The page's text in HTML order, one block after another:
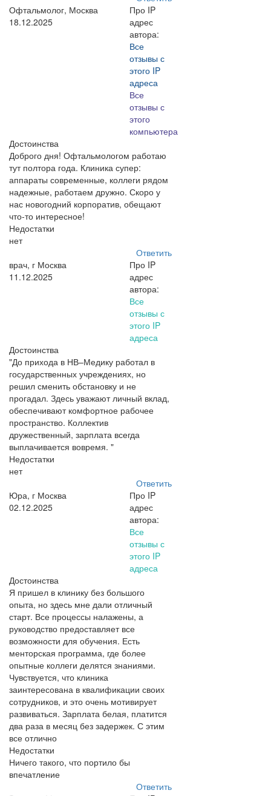
Офтальмолог, Москва
18.12.2025
Про IP
адрес
автора:
Все
отзывы с
этого IP
адреса
Все
отзывы с
этого
компьютера
Достоинства
Доброго дня! Офтальмологом работаю
тут полтора года. Клиника супер:
аппараты современные, коллеги рядом
надежные, работаем дружно. Скоро у
нас новогодний корпоратив, обещают
что-то интересное!
Недостатки
нет
Ответить
врач, г Москва
11.12.2025
Про IP
адрес
автора:
Все
отзывы с
этого IP
адреса
Достоинства
"До прихода в НВ–Медику работал в
государственных учреждениях, но
решил сменить обстановку и не
прогадал. Здесь уважают личный вклад,
обеспечивают комфортное рабочее
пространство. Коллектив
дружественный, зарплата всегда
выплачивается вовремя. "
Недостатки
нет
Ответить
Юра, г Москва
02.12.2025
Про IP
адрес
автора:
Все
отзывы с
этого IP
адреса
Достоинства
Я пришел в клинику без большого
опыта, но здесь мне дали отличный
старт. Все процессы налажены, а
руководство предоставляет все
возможности для обучения. Есть
менторская программа, где более
опытные коллеги делятся знаниями.
Чувствуется, что клиника
заинтересована в квалификации своих
сотрудников, и это очень мотивирует
развиваться. Зарплата белая, платится
два раза в месяц без задержек. С этим
все отлично
Недостатки
Ничего такого, что портило бы
впечатление
Ответить